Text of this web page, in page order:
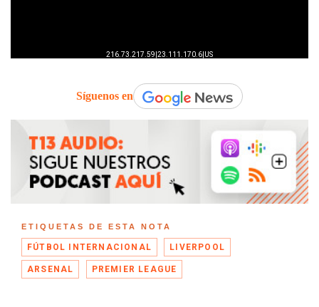
Síguenos en
ETIQUETAS DE ESTA NOTA
FÚTBOL INTERNACIONAL LIVERPOOL
ARSENAL PREMIER LEAGUE